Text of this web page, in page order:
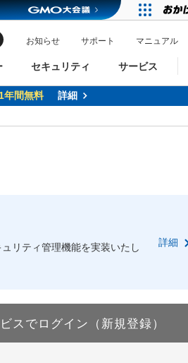
セキュリティ サービス
お知らせ サポート マニュアル
ーバーを含む最新の機能を使う方
もログイン可能
ーバーを含む最新の機能を使う方
も登録可能
年間無料 詳細
リティ管理機能を実装いたし
詳細
スでログイン（新規登録）